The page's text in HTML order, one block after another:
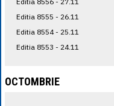
Editia 8555 - 26.11
Editia 8554 - 25.11
Editia 8553 - 24.11
OCTOMBRIE